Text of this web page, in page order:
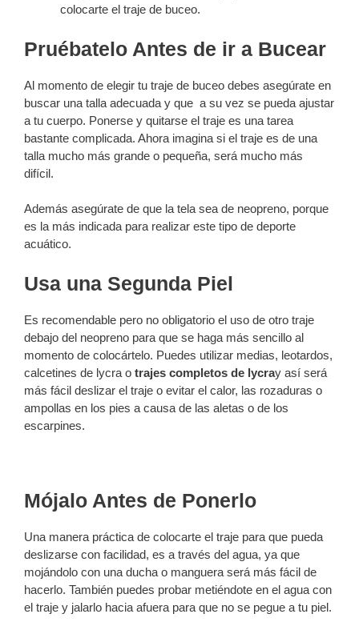
colocarte el traje de buceo.
Pruébatelo Antes de ir a Bucear
Al momento de elegir tu traje de buceo debes asegúrate en
buscar una talla adecuada y que a su vez se pueda ajustar
a tu cuerpo. Ponerse y quitarse el traje es una tarea
bastante complicada. Ahora imagina si el traje es de una
talla mucho más grande o pequeña, será mucho más
difícil.
Además asegúrate de que la tela sea de neopreno, porque
es la más indicada para realizar este tipo de deporte
acuático.
Usa una Segunda Piel
Es recomendable pero no obligatorio el uso de otro traje
debajo del neopreno para que se haga más sencillo al
momento de colocártelo. Puedes utilizar medias, leotardos,
calcetines de lycra o trajes completos de lycray así será
más fácil deslizar el traje o evitar el calor, las rozaduras o
ampollas en los pies a causa de las aletas o de los
escarpines.
Mójalo Antes de Ponerlo
Una manera práctica de colocarte el traje para que pueda
deslizarse con facilidad, es a través del agua, ya que
mojándolo con una ducha o manguera será más fácil de
hacerlo. También puedes probar metiéndote en el agua con
el traje y jalarlo hacia afuera para que no se pegue a tu piel.